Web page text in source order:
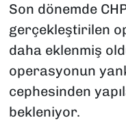
Son dönemde
gerçekleştirilen
daha eklenmiş
operasyonun
cephesinden
bekleniyor.